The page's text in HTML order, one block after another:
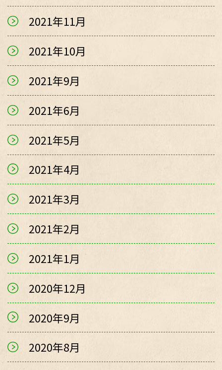
2021年11月
2021年10月
2021年9月
2021年6月
2021年5月
2021年4月
2021年3月
2021年2月
2021年1月
2020年12月
2020年9月
2020年8月